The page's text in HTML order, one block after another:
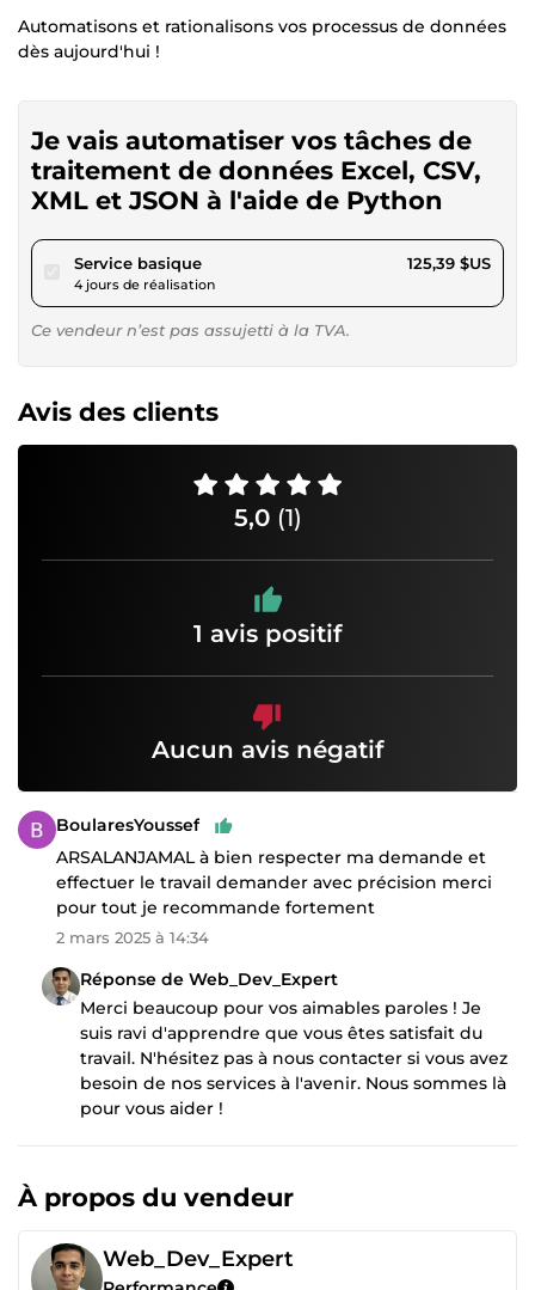
Automatisons et rationalisons vos processus de données
dès aujourd'hui !
Je vais automatiser vos tâches de
traitement de données Excel, CSV,
XML et JSON à l'aide de Python
Service basiquepour 115,57 $US
4 jours de réalisation
125,39 $US
Ce vendeur n’est pas assujetti à la TVA.
Avis des clients
5,0 (1)
1 avis positif
Aucun avis négatif
BoularesYoussef
ARSALANJAMAL à bien respecter ma demande et
effectuer le travail demander avec précision merci
pour tout je recommande fortement
2 mars 2025 à 14:34
Réponse de Web_Dev_Expert
Merci beaucoup pour vos aimables paroles ! Je
suis ravi d'apprendre que vous êtes satisfait du
travail. N'hésitez pas à nous contacter si vous avez
besoin de nos services à l'avenir. Nous sommes là
pour vous aider !
À propos du vendeur
Web_Dev_Expert